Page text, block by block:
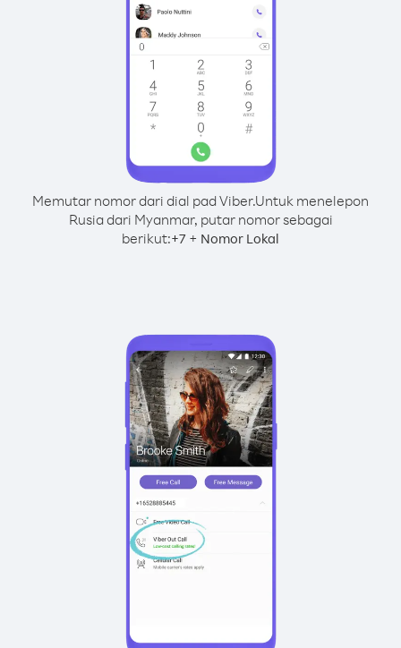
Memutar nomor dari dial pad Viber.Untuk menelepon
Rusia dari Myanmar, putar nomor sebagai
berikut:+7 + Nomor Lokal